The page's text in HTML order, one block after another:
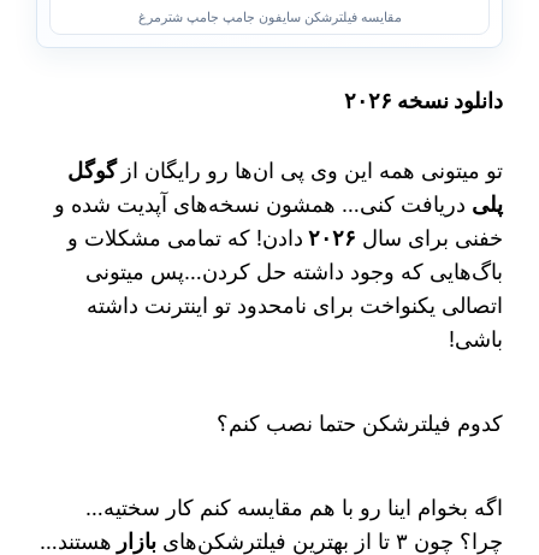
مقایسه فیلترشکن سایفون جامپ جامپ شترمرغ
دانلود نسخه ۲۰۲۶
تو میتونی همه این وی پی ان‌ها رو رایگان از گوگل
پلی دریافت کنی… همشون نسخه‌های آپدیت شده و
خفنی برای سال ۲۰۲۶ دادن! که تمامی مشکلات و
باگ‌هایی که وجود داشته حل کردن…پس میتونی
اتصالی یکنواخت برای نامحدود تو اینترنت داشته
باشی!
کدوم فیلترشکن حتما نصب کنم؟
اگه بخوام اینا رو با هم مقایسه کنم کار سختیه…
چرا؟ چون ۳ تا از بهترین فیلترشکن‌های
بازار هستند…